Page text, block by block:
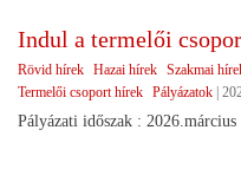
Indul a termelői
Rövid hírek Hazai hírek Szakmai
Termelői csoport hírek Pályázatok
Pályázati időszak :